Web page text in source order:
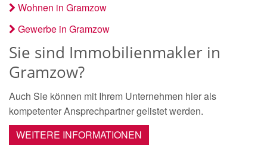
Wohnen in Gramzow
Gewerbe in Gramzow
Sie sind Immobilienmakler in
Gramzow?
Auch Sie können mit Ihrem Unternehmen hier als
kompetenter Ansprechpartner gelistet werden.
WEITERE INFORMATIONEN